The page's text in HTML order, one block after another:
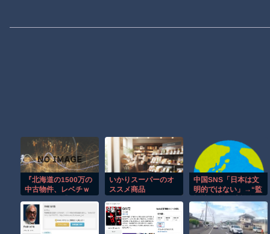
『北海道の1500万の
中古物件、レベチｗ
ニーのおいなり巻
（600円）、賛否両
論ｗ』ほか 8/7 ネタ
いかりスーパーのオ
ススメ商品
中国SNS「日本は文
明的ではない」→“監
ｗｗｗ